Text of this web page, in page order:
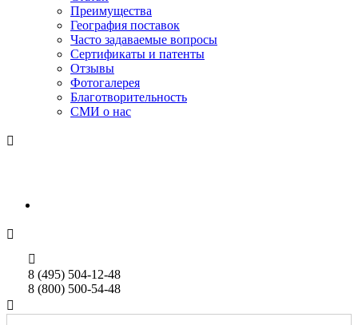
Преимущества
География поставок
Часто задаваемые вопросы
Сертификаты и патенты
Отзывы
Фотогалерея
Благотворительность
СМИ о нас



8 (495) 504-12-48
8 (800) 500-54-48
